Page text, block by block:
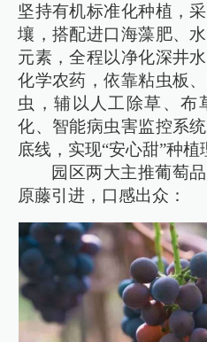
坚持有机标准化种植，
壤，搭配进口海藻肥、
元素，全程以净化深井
化学农药，依靠粘虫板
虫，辅以人工除草、布
化、智能病虫害监控系
底线，实现“安心甜”种植
园区两大主推葡萄
原藤引进，口感出众：